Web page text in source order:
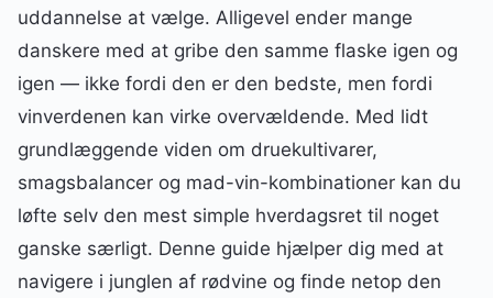
uddannelse at vælge. Alligevel ender mange
danskere med at gribe den samme flaske igen og
igen — ikke fordi den er den bedste, men fordi
vinverdenen kan virke overvældende. Med lidt
grundlæggende viden om druekultivarer,
smagsbalancer og mad-vin-kombinationer kan du
løfte selv den mest simple hverdagsret til noget
ganske særligt. Denne guide hjælper dig med at
navigere i junglen af rødvine og finde netop den